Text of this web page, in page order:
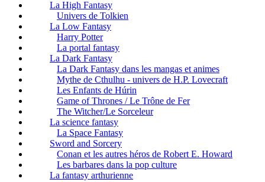
La High Fantasy
Univers de Tolkien
La Low Fantasy
Harry Potter
La portal fantasy
La Dark Fantasy
La Dark Fantasy dans les mangas et animes
Mythe de Cthulhu - univers de H.P. Lovecraft
Les Enfants de Húrin
Game of Thrones / Le Trône de Fer
The Witcher/Le Sorceleur
La science fantasy
La Space Fantasy
Sword and Sorcery
Conan et les autres héros de Robert E. Howard
Les barbares dans la pop culture
La fantasy arthurienne